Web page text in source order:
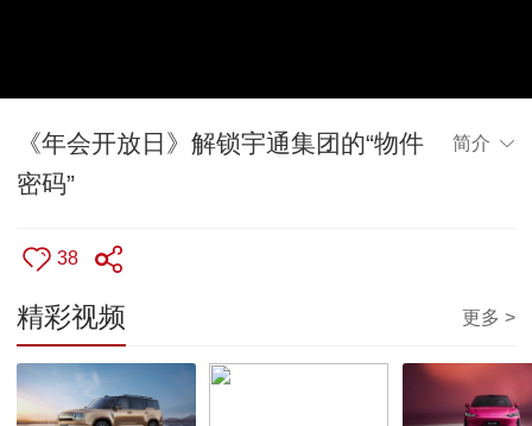
《年会开放日》解锁宇通集团的“物件
密码”
简介
38
精彩视频 更多 >